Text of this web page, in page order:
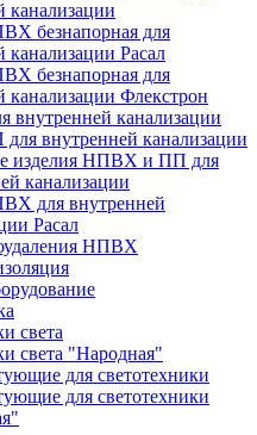
канализации
безнапорная для
канализации Расал
безнапорная для
канализации Флекстрон
внутренней канализации
внутренней канализации
изделия НПВХ и ПП для
канализации
для внутренней
Расал
НПВХ
света
света "Народная"
для светотехники
для светотехники